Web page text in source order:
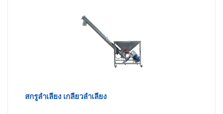
สกรูลำเลียง เกลียวลำเลียง